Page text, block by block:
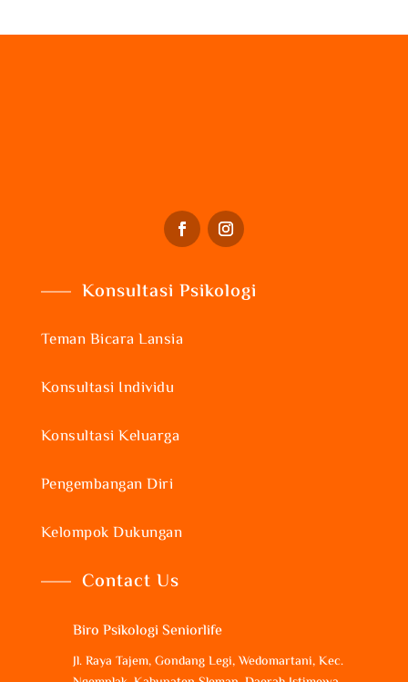
Konsultasi Psikologi
Teman Bicara Lansia
Konsultasi Individu
Konsultasi Keluarga
Pengembangan Diri
Kelompok Dukungan
Contact Us
Biro Psikologi Seniorlife
Jl. Raya Tajem, Gondang Legi, Wedomartani, Kec.